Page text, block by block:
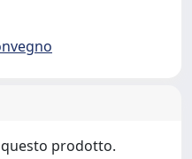
prodotto.